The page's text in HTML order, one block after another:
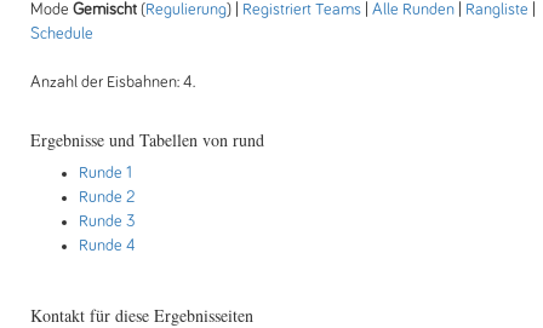
Mode Gemischt (Regulierung) | Registriert Teams Alle Runden Rangliste
Schedule
Anzahl der Eisbahnen: 4.
Ergebnisse und Tabellen von rund
Runde 1
Runde 2
Runde 3
Runde 4
Kontakt für diese Ergebnisseiten